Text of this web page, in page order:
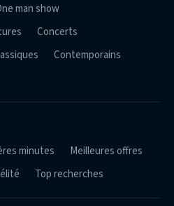
man show
Concerts
Contemporains
minutes
Meilleures offres
Top recherches